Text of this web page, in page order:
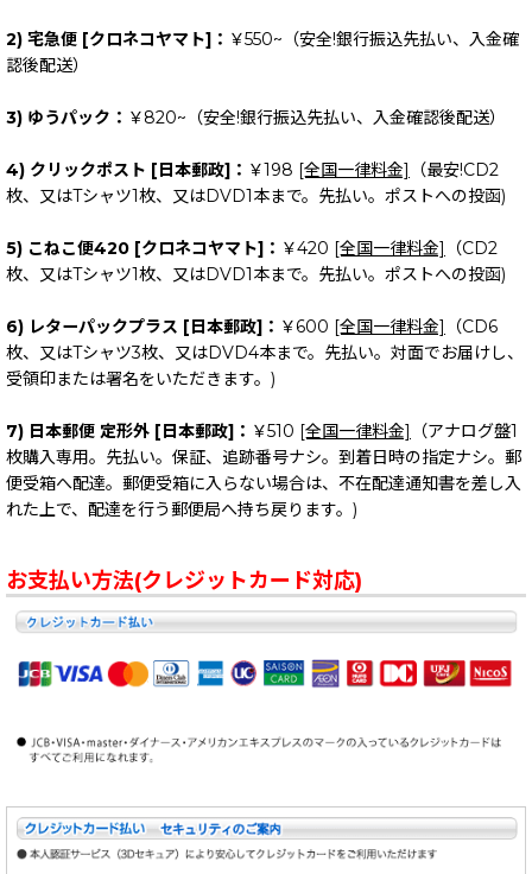
2) 宅急便 [クロネコヤマト]： ￥550~（安全!銀行振込先払い、入金確
認後配送）
3) ゆうパック： ￥820~（安全!銀行振込先払い、入金確認後配送）
4) クリックポスト [日本郵政]： ￥198 [全国一律料金]
（最安!CD2
枚、又はTシャツ1枚、又はDVD1本まで。先払い。ポストへの投函)
5) こねこ便420 [クロネコヤマト]： ￥420 [全国一律料金]
（CD2
枚、又はTシャツ1枚、又はDVD1本まで。先払い。ポストへの投函)
6) レターパックプラス [日本郵政]： ￥600 [全国一律料金]
（CD6
枚、又はTシャツ3枚、又はDVD4本まで。先払い。対面でお届けし、
受領印または署名をいただきます。)
7) 日本郵便 定形外 [日本郵政]： ￥510 [全国一律料金]
（アナログ盤1
枚購入専用。先払い。保証、追跡番号ナシ。到着日時の指定ナシ。郵
便受箱へ配達。郵便受箱に入らない場合は、不在配達通知書を差し入
れた上で、配達を行う郵便局へ持ち戻ります。)
お支払い方法(クレジットカード対応)